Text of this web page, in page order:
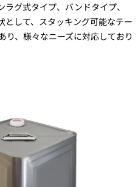
グ式タイプ、バンドタイプ、
として、スタッキング可能なテー
り、様々なニーズに対応しており